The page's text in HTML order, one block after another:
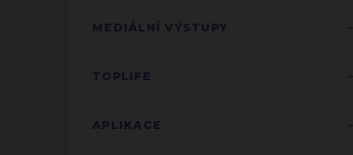
MEDIÁLNÍ VÝSTUPY
TOPLIFE
APLIKACE